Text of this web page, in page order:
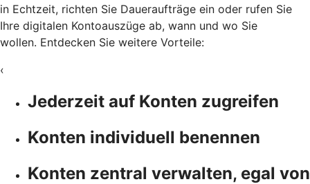
in Echtzeit, richten Sie Daueraufträge ein oder rufen Sie
Ihre digitalen Kontoauszüge ab, wann und wo Sie
wollen. Entdecken Sie weitere Vorteile:
‹
Jederzeit auf Konten zugreifen
Konten individuell benennen
Konten zentral verwalten, egal von